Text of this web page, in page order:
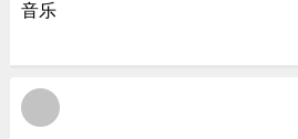
音乐